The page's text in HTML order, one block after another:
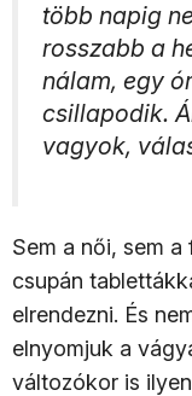
több napig
rosszabb a
nálam, egy
csillapodik.
vagyok,
Sem a női, sem
csupán
elrendezni. És
elnyomjuk a
változókor is